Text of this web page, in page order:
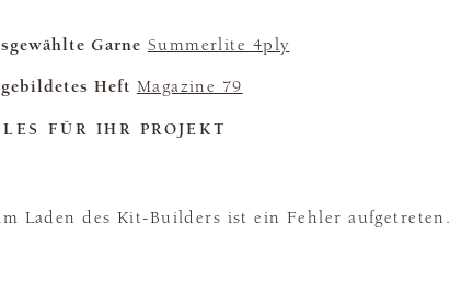
Garne Summerlite 4ply
Heft Magazine 79
FÜR IHR PROJEKT
Laden des Kit-Builders ist ein Fehler aufgetreten.